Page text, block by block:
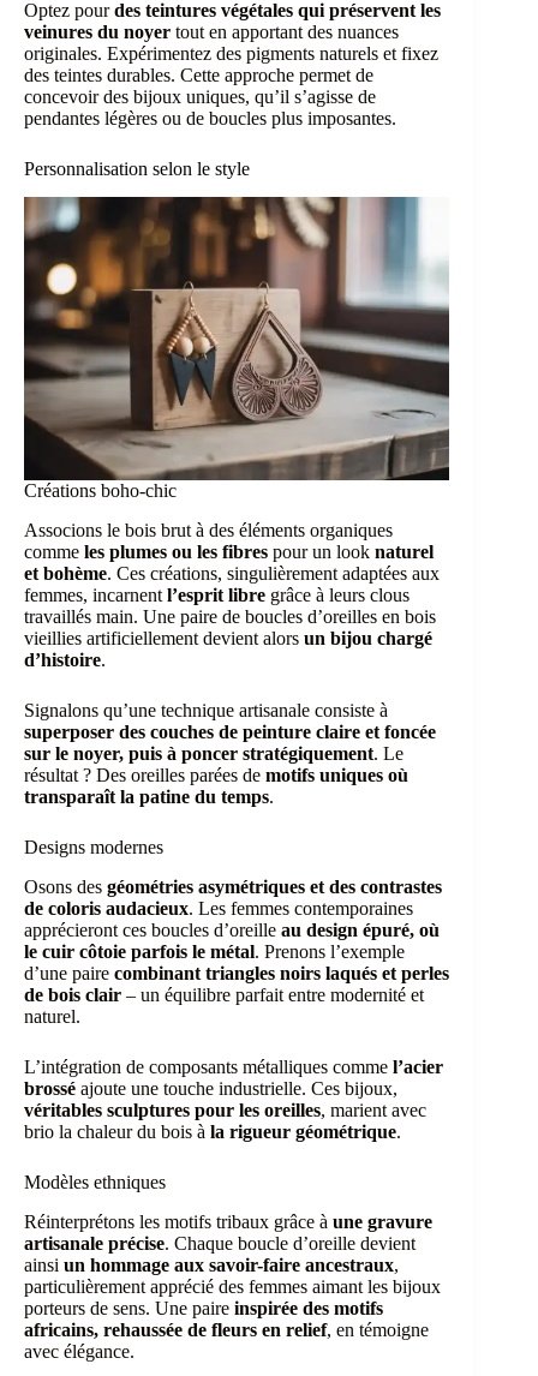
Optez pourdes teintures végétales qui préservent les
veinures du noyer tout en apportant des nuances
originales. Expérimentez des pigments naturels et fixez
des teintes durables. Cette approche permet de
concevoir des bijoux uniques, qu’il s’agisse de
pendantes légères ou de boucles plus imposantes.
Personnalisation selon le style
Créations boho-chic
Associons le bois brut à des éléments organiques
comme les plumes ou les fibres pour un look naturel
et bohème. Ces créations, singulièrement adaptées aux
femmes, incarnent l’esprit libre grâce à leurs clous
travaillés main. Une paire de boucles d’oreilles en bois
vieillies artificiellement devient alors un bijou chargé
d’histoire.
Signalons qu’une technique artisanale consiste à
superposer des couches de peinture claire et foncée
sur le noyer, puis à poncer stratégiquement. Le
résultat ? Des oreilles parées de motifs uniques où
transparaît la patine du temps.
Designs modernes
Osons des géométries asymétriques et des contrastes
de coloris audacieux. Les femmes contemporaines
apprécieront ces boucles d’oreille au design épuré, où
le cuir côtoie parfois le métal. Prenons l’exemple
d’une paire combinant triangles noirs laqués et perles
de bois clair – un équilibre parfait entre modernité et
naturel.
L’intégration de composants métalliques comme l’acier
brossé ajoute une touche industrielle. Ces bijoux,
véritables sculptures pour les oreilles, marient avec
brio la chaleur du bois à la rigueur géométrique.
Modèles ethniques
Réinterprétons les motifs tribaux grâce à une gravure
artisanale précise. Chaque boucle d’oreille devient
ainsi un hommage aux savoir-faire ancestraux,
particulièrement apprécié des femmes aimant les bijoux
porteurs de sens. Une paire inspirée des motifs
africains, rehaussée de fleurs en relief, en témoigne
avec élégance.